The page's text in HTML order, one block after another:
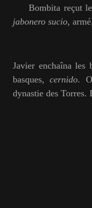
Bombita reçut le
jabonero sucio,
Javier enchaîna les
basques, cernido.
dynastie des Torres.